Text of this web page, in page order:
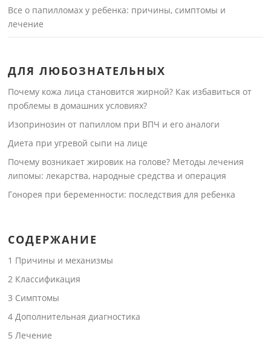
Все о папилломах у ребенка: причины, симптомы и
лечение
ДЛЯ ЛЮБОЗНАТЕЛЬНЫХ
Почему кожа лица становится жирной? Как избавиться от
проблемы в домашних условиях?
Изопринозин от папиллом при ВПЧ и его аналоги
Диета при угревой сыпи на лице
Почему возникает жировик на голове? Методы лечения
липомы: лекарства, народные средства и операция
Гонорея при беременности: последствия для ребенка
СОДЕРЖАНИЕ
1 Причины и механизмы
2 Классификация
3 Симптомы
4 Дополнительная диагностика
5 Лечение